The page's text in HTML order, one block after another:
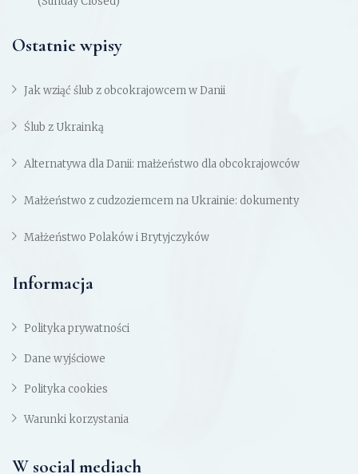
Ostatnie wpisy
Jak wziąć ślub z obcokrajowcem w Danii
Ślub z Ukrainką
Alternatywa dla Danii: małżeństwo dla obcokrajowców
Małżeństwo z cudzoziemcem na Ukrainie: dokumenty
Małżeństwo Polaków i Brytyjczyków
Informacja
Polityka prywatności
Dane wyjściowe
Polityka cookies
Warunki korzystania
W social mediach